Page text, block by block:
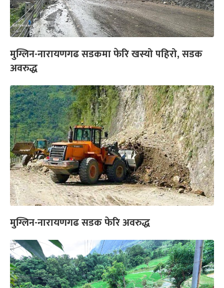
मुग्लिन-नारायणगढ सडकमा फेरि खस्यो पहिरो, सडक
अवरुद्ध
मुग्लिन-नारायणगढ सडक फेरि अवरुद्ध